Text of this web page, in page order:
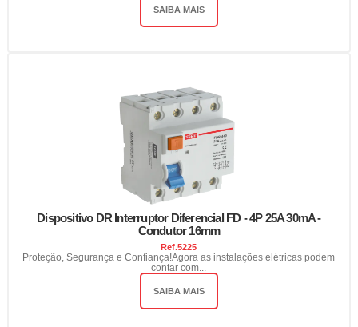
SAIBA MAIS
Dispositivo DR Interruptor Diferencial FD - 4P 25A 30mA -
Condutor 16mm
Ref.5225
Proteção, Segurança e Confiança!Agora as instalações elétricas podem
contar com...
SAIBA MAIS